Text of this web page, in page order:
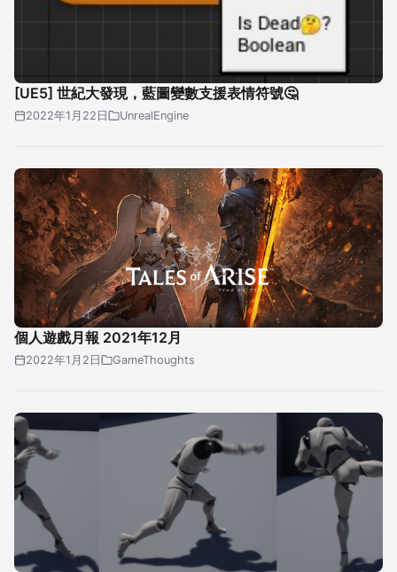
[UE5] 世紀大發現，藍圖變數支援表情符號🤔
2022年1月22日 UnrealEngine
個人遊戲月報 2021年12月
2022年1月2日 GameThoughts